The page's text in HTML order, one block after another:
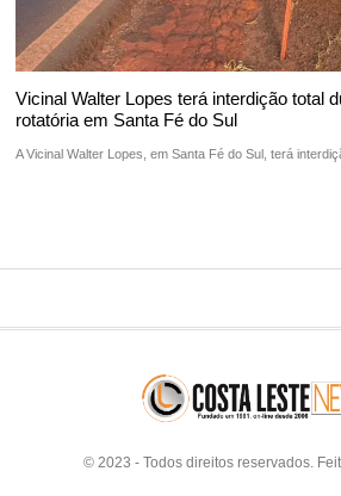
Vicinal Walter Lopes terá interdição total
rotatória em Santa Fé do Sul
A Vicinal Walter Lopes, em Santa Fé do Sul, terá
© 2023 - Todos direitos reservados.